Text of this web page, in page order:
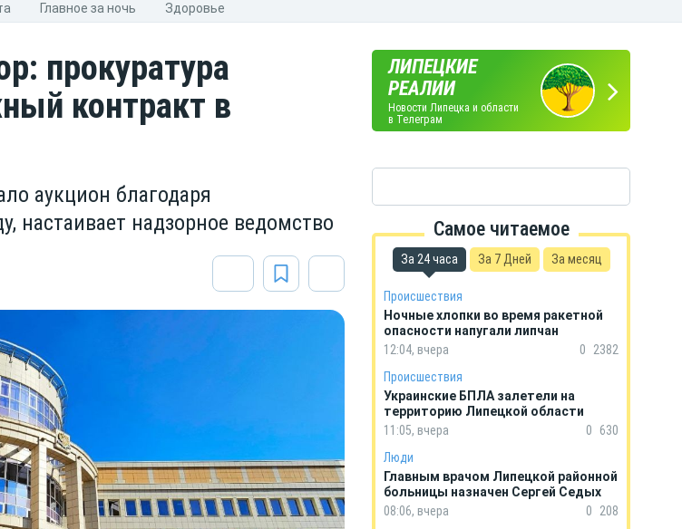
Главное за ночь Здоровье
прокуратура
контракт в
аукцион благодаря
настаивает надзорное ведомство
ЛИПЕЦКИЕ
РЕАЛИИ
Новости Липецка и области
в Телеграм
ПОГОДА
В ЛИПЕЦКЕ
ГОРОСКОП
НА КАЖДЫЙ ДЕНЬ
Самое читаемое
За 24 часа За 7 Дней За месяц
Происшествия
Ночные хлопки во время ракетной
опасности напугали липчан
12:04, вчера
0
2382
Происшествия
Украинские БПЛА залетели на
территорию Липецкой области
11:05, вчера
0
630
Люди
Главным врачом Липецкой районной
больницы назначен Сергей Седых
08:06, вчера
0
208